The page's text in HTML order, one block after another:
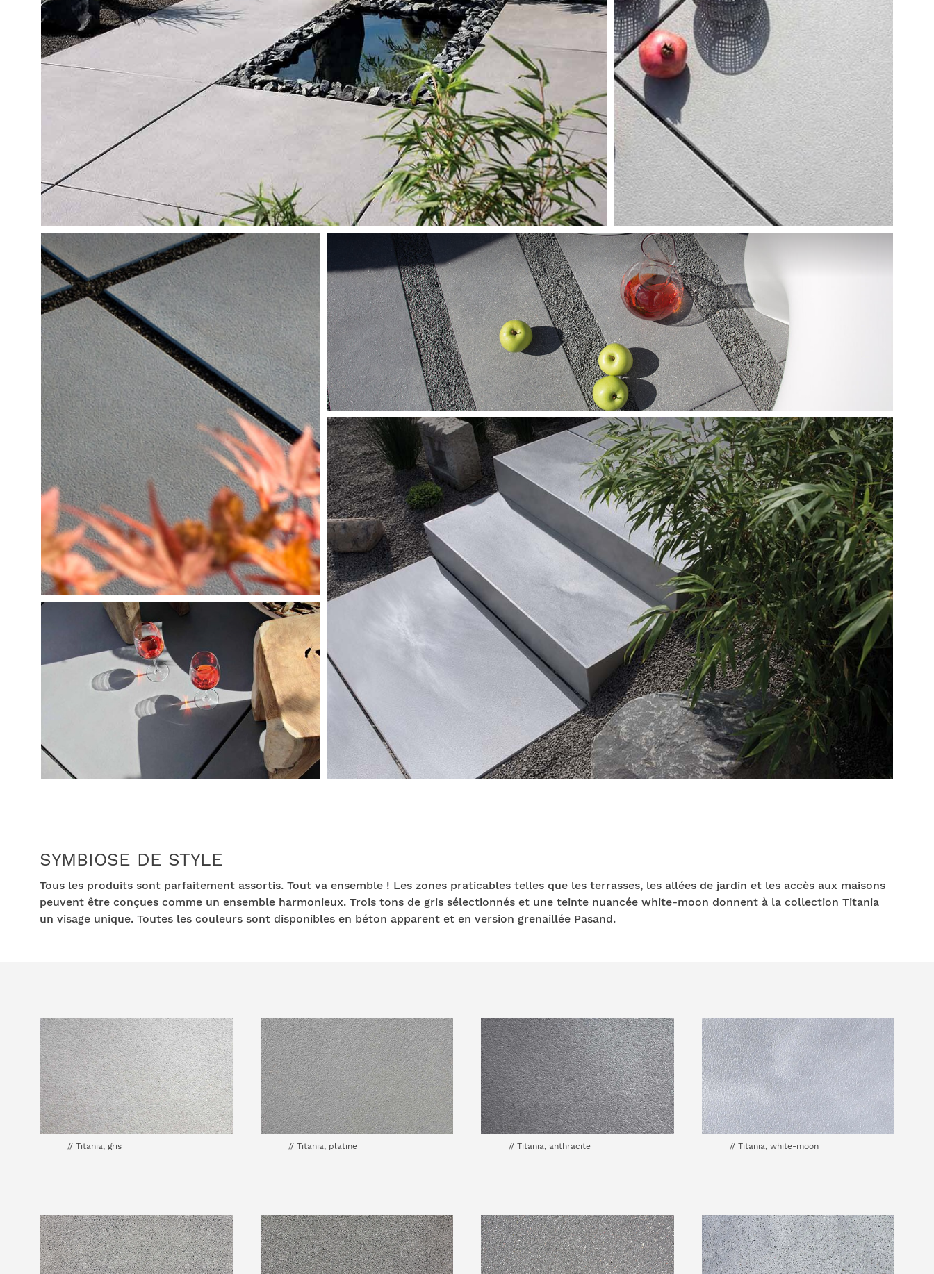
SYMBIOSE DE STYLE
Tous les produits sont parfaitement assortis. Tout va ensemble ! Les zones praticables telles que les terrasses, les allées de jardin et les accès aux maisons
peuvent être conçues comme un ensemble harmonieux. Trois tons de gris sélectionnés et une teinte nuancée white-moon donnent à la collection Titania
un visage unique. Toutes les couleurs sont disponibles en béton apparent et en version grenaillée Pasand.
// Titania, gris // Titania, platine // Titania, anthracite // Titania, white-moon